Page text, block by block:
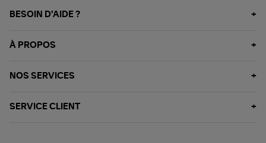
BESOIN D'AIDE ?
À PROPOS
NOS SERVICES
SERVICE CLIENT